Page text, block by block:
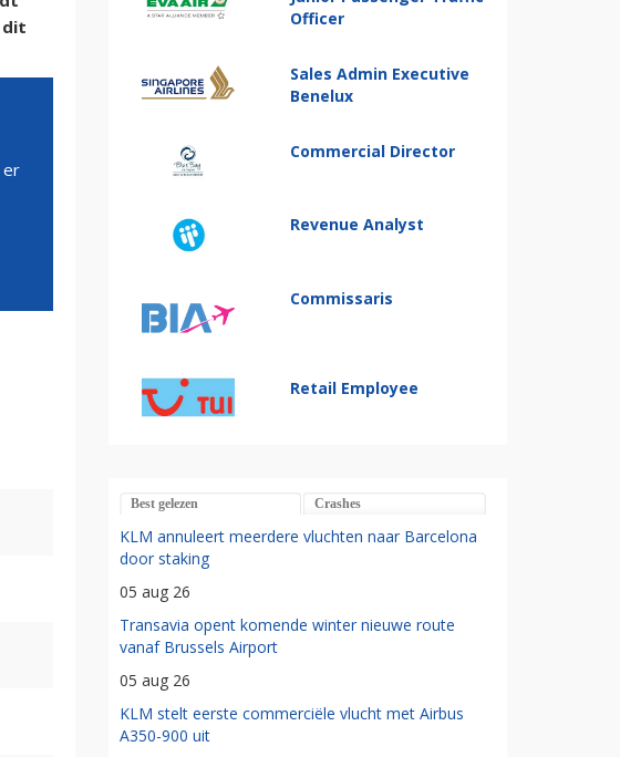
dit
er
Officer
Sales Admin Executive
Benelux
Commercial Director
Revenue Analyst
Commissaris
Retail Employee
Best gelezen Crashes
KLM annuleert meerdere vluchten naar Barcelona
door staking
05 aug 26
Transavia opent komende winter nieuwe route
vanaf Brussels Airport
05 aug 26
KLM stelt eerste commerciële vlucht met Airbus
A350-900 uit